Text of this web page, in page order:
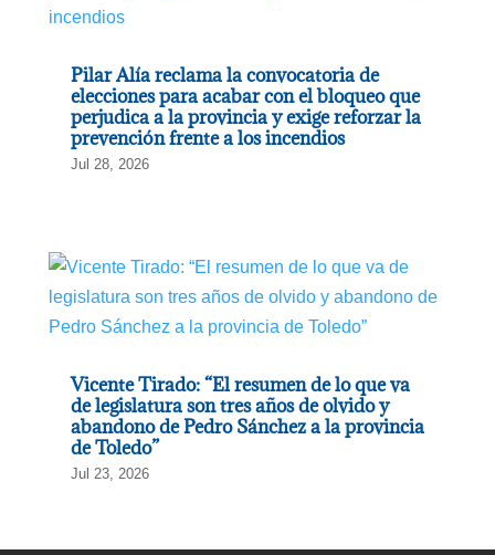
Pilar Alía reclama la convocatoria de
elecciones para acabar con el bloqueo que
perjudica a la provincia y exige reforzar la
prevención frente a los incendios
Jul 28, 2026
Vicente Tirado: “El resumen de lo que va
de legislatura son tres años de olvido y
abandono de Pedro Sánchez a la provincia
de Toledo”
Jul 23, 2026